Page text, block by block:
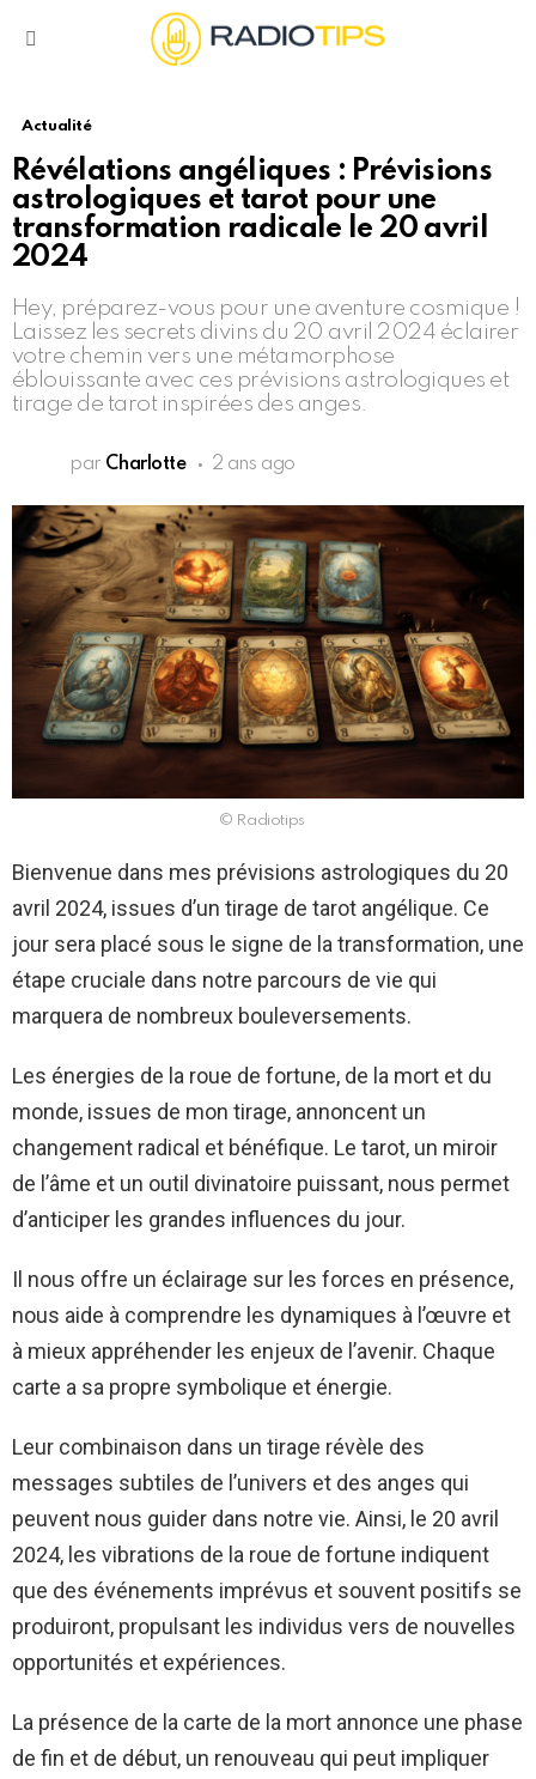
Actualité
Révélations angéliques : Prévisions
astrologiques et tarot pour une
transformation radicale le 20 avril
2024
Hey, préparez-vous pour une aventure cosmique !
Laissez les secrets divins du 20 avril 2024 éclairer
votre chemin vers une métamorphose
éblouissante avec ces prévisions astrologiques et
tirage de tarot inspirées des anges.
par Charlotte 2 ans ago
© Radiotips
Bienvenue dans mes prévisions astrologiques du 20
avril 2024, issues d’un tirage de tarot angélique. Ce
jour sera placé sous le signe de la transformation, une
étape cruciale dans notre parcours de vie qui
marquera de nombreux bouleversements.
Les énergies de la roue de fortune, de la mort et du
monde, issues de mon tirage, annoncent un
changement radical et bénéfique. Le tarot, un miroir
de l’âme et un outil divinatoire puissant, nous permet
d’anticiper les grandes influences du jour.
Il nous offre un éclairage sur les forces en présence,
nous aide à comprendre les dynamiques à l’œuvre et
à mieux appréhender les enjeux de l’avenir. Chaque
carte a sa propre symbolique et énergie.
Leur combinaison dans un tirage révèle des
messages subtiles de l’univers et des anges qui
peuvent nous guider dans notre vie. Ainsi, le 20 avril
2024, les vibrations de la roue de fortune indiquent
que des événements imprévus et souvent positifs se
produiront, propulsant les individus vers de nouvelles
opportunités et expériences.
La présence de la carte de la mort annonce une phase
de fin et de début, un renouveau qui peut impliquer